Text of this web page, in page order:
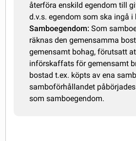
återföra enskild egendom till
d.v.s. egendom som ska ingå i
Samboegendom:Som
räknas den gemensamma
gemensamt bohag, förutsatt
införskaffats för gemensamt
bostad t.ex. köpts av ena
samboförhållandet
som samboegendom.